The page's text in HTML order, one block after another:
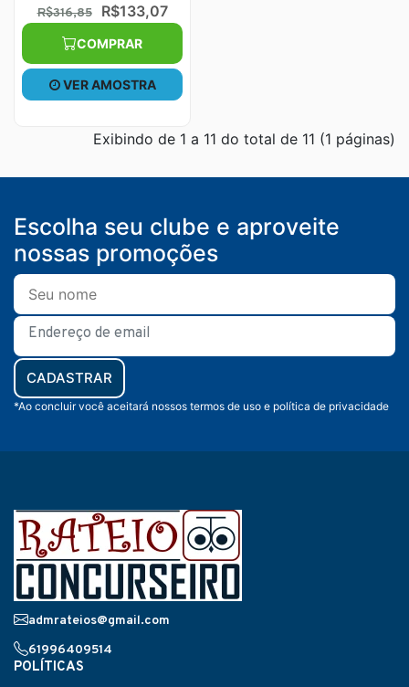
R$316,85 R$133,07
COMPRAR
VER AMOSTRA
Exibindo de 1 a 11 do total de 11 (1 páginas)
Escolha seu clube e aproveite
nossas promoções
CADASTRAR
*Ao concluir você aceitará nossos termos de uso e política de privacidade
admrateios@gmail.com
61996409514
POLÍTICAS